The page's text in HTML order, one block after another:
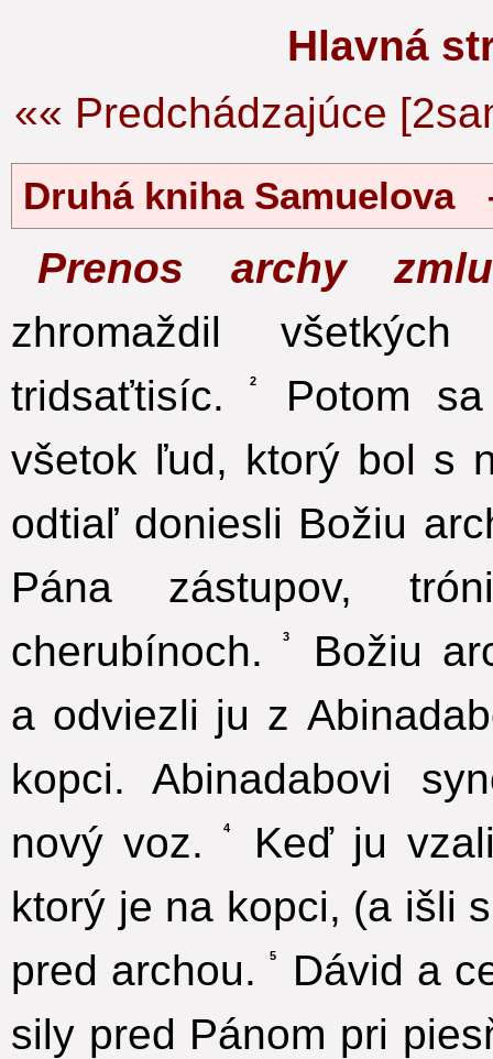
Hlavná
«« Predchádzajúce
Druhá kniha Samuelova
Prenos archy
zhromaždil všetkých
tridsaťtisíc.
2
Potom
všetok ľud, ktorý bol s
odtiaľ doniesli Božiu
Pána zástupov,
cherubínoch.
3
Božiu
a odviezli ju z
kopci. Abinadabovi
nový voz.
4
Keď ju
ktorý je na kopci, (a išli
pred archou.
5
Dávid a
sily pred Pánom pri